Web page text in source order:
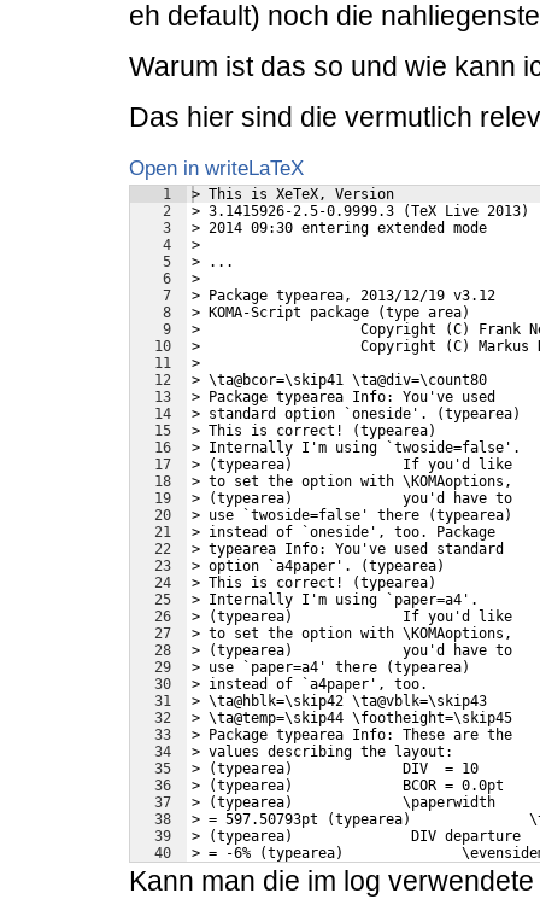
eh default) noch die
Warum ist das so und wie kann
Das hier sind die vermutlich
Open in writeLaTeX
1
2
3
4
5
6
7
8
9
10
11
12
13
14
15
16
17
18
19
20
21
22
23
24
25
26
27
28
29
30
31
32
33
34
35
36
37
38
39
40
> This is XeTeX, Version
> 3.1415926-2.5-0.9999.3 (TeX Live
> 2014 09:30 entering extended mode
>
> ...
>
> Package typearea, 2013/12/19 v3.12
> KOMA-Script package (type area)
>                   Copyright (C) Frank
>                   Copyright (C) Markus
>
> \ta@bcor=\skip41 \ta@div=\count80
> Package typearea Info: You've used
> standard option `oneside'. (typearea)
> This is correct! (typearea)
> Internally I'm using `twoside=false'.
> (typearea)             If you'd like
> to set the option with \KOMAoptions,
> (typearea)             you'd have to
> use `twoside=false' there (typearea)
> instead of `oneside', too. Package
> typearea Info: You've used standard
> option `a4paper'. (typearea)
> This is correct! (typearea)
> Internally I'm using `paper=a4'.
> (typearea)             If you'd like
> to set the option with \KOMAoptions,
> (typearea)             you'd have to
> use `paper=a4' there (typearea)
> instead of `a4paper', too.
> \ta@hblk=\skip42 \ta@vblk=\skip43
> \ta@temp=\skip44 \footheight=\skip45
> Package typearea Info: These are the
> values describing the layout:
> (typearea)             DIV  = 10
> (typearea)             BCOR = 0.0pt
> (typearea)             \paperwidth
> = 597.50793pt (typearea)
> (typearea)              DIV departure
> = -6% (typearea)
> \oddsidemargin  = 17.3562pt (typearea)
Kann man die im log